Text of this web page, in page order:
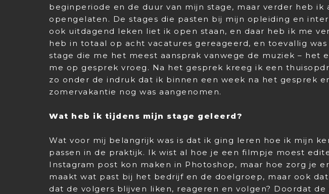
beginperiode en de duur van mijn stage, maar verder heb ik
opengelaten. De stages die pasten bij mijn opleiding en
ook uitdagend leken liet ik open staan, en daar heb ik me
heb in totaal op acht vacatures gereageerd, en toevallig was
stage die me het meest aansprak vanwege de muziek – het
me op gesprek vroeg. Na het gesprek kreeg ik een
zo onder de indruk dat ik binnen een week na het gesprek
zomervakantie nog was aangenomen.
Wat heb ik tijdens mijn stage geleerd?
Wat voor mij belangrijk was is dat ik ging leren hoe ik mijn
passen in de praktijk. Ik wist al hoe je een filmpje moest
Instagram post kon maken in Photoshop, maar hoe zorg je
maakt wat past bij het bedrijf en de doelgroep, maar ook
dat de volgers blijven liken, reageren en volgen? Doordat de